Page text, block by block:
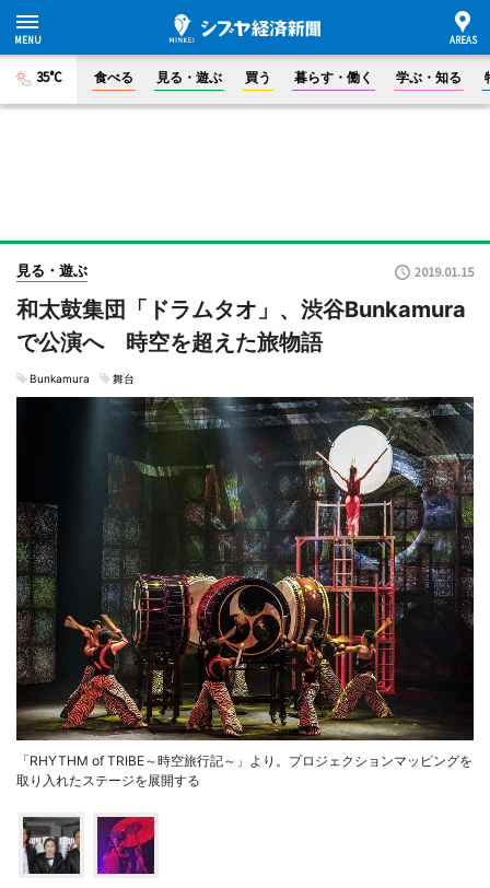
35°C 食べる 見る・遊ぶ 買う 暮らす・働く 学ぶ・知る
見る・遊ぶ 2019.01.15
和太鼓集団「ドラムタオ」、渋谷Bunkamura
で公演へ 時空を超えた旅物語
Bunkamura 舞台
「RHYTHM of TRIBE～時空旅行記～」より。プロジェクションマッピングを
取り入れたステージを展開する